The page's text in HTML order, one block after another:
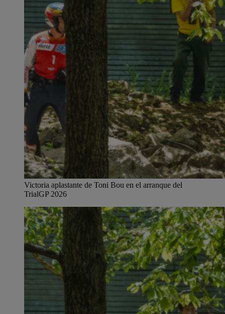
Victoria aplastante de Toni Bou en el arranque del
TrialGP 2026